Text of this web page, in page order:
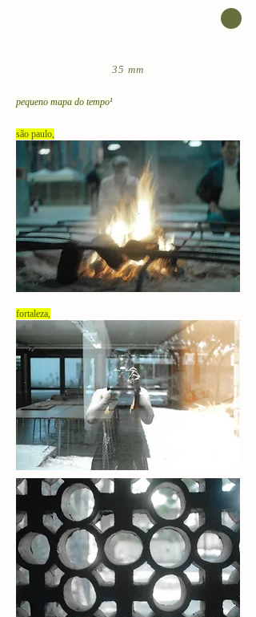
35 mm
pequeno mapa do tempo¹
são paulo,
fortaleza,